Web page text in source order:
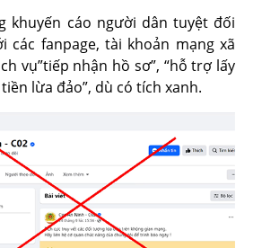
khuyến cáo người dân tuyệt đối
các fanpage, tài khoản mạng xã
vụ”tiếp nhận hồ sơ”, “hỗ trợ lấy
lừa đảo”, dù có tích xanh.